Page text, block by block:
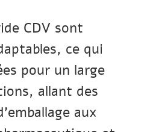
CDV sont
ce qui
pour un large
allant des
aux